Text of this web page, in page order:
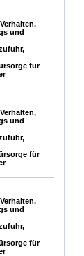
und
für
und
für
und
für